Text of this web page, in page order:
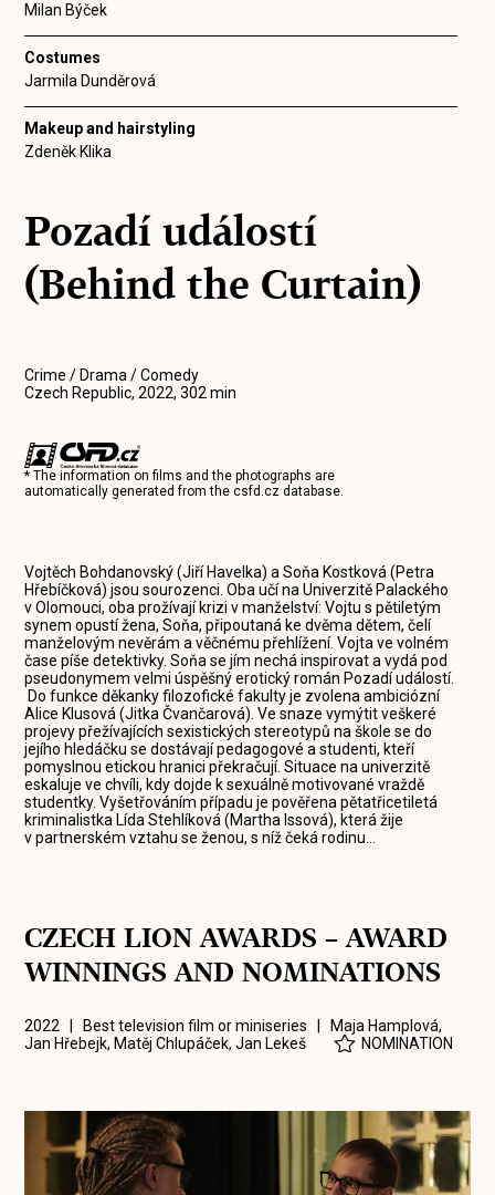
Milan Býček
Costumes
Jarmila Dunděrová
Makeup and hairstyling
Zdeněk Klika
Pozadí událostí
(Behind the Curtain)
Crime / Drama / Comedy
Czech Republic, 2022, 302 min
* The information on films and the photographs are
automatically generated from thecsfd.cz database.
Vojtěch Bohdanovský (Jiří Havelka) a Soňa Kostková (Petra
Hřebíčková) jsou sourozenci. Oba učí na Univerzitě Palackého
v Olomouci, oba prožívají krizi v manželství: Vojtu s pětiletým
synem opustí žena, Soňa, připoutaná ke dvěma dětem, čelí
manželovým nevěrám a věčnému přehlížení. Vojta ve volném
čase píše detektivky. Soňa se jím nechá inspirovat a vydá pod
pseudonymem velmi úspěšný erotický román Pozadí událostí.
Do funkce děkanky filozofické fakulty je zvolena ambiciózní
Alice Klusová (Jitka Čvančarová). Ve snaze vymýtit veškeré
projevy přežívajících sexistických stereotypů na škole se do
jejího hledáčku se dostávají pedagogové a studenti, kteří
pomyslnou etickou hranici překračují. Situace na univerzitě
eskaluje ve chvíli, kdy dojde k sexuálně motivované vraždě
studentky. Vyšetřováním případu je pověřena pětatřicetiletá
kriminalistka Lída Stehlíková (Martha Issová), která žije
v partnerském vztahu se ženou, s níž čeká rodinu…
CZECH LION AWARDS – AWARD
WINNINGS AND NOMINATIONS
2022 | Best television film or miniseries | Maja Hamplová,
Jan Hřebejk, Matěj Chlupáček,Jan Lekeš NOMINATION